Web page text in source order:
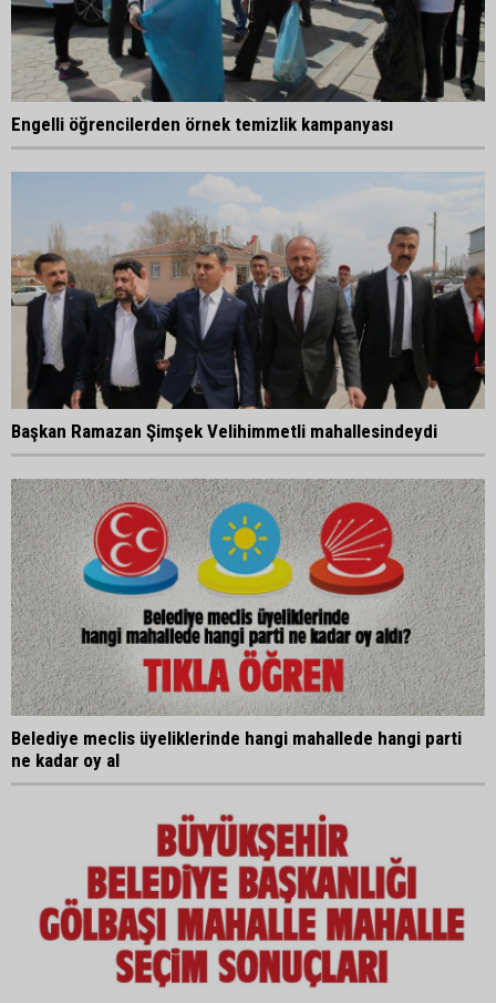
Engelli öğrencilerden örnek temizlik kampanyası
Başkan Ramazan Şimşek Velihimmetli mahallesindeydi
Belediye meclis üyeliklerinde hangi mahallede hangi parti
ne kadar oy al